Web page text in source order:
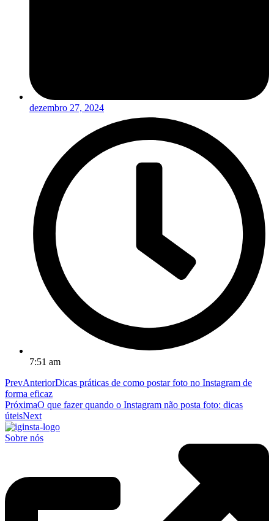
dezembro 27, 2024
7:51 am
PrevAnteriorDicas práticas de como postar foto no Instagram de
forma eficaz
PróximaO que fazer quando o Instagram não posta foto: dicas
úteisNext
Sobre nós